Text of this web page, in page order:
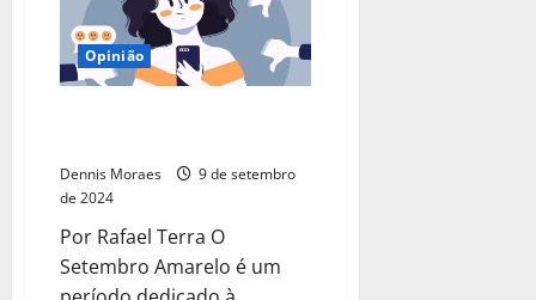
Opinião
Dennis Moraes
9 de setembro
de 2024
Por Rafael Terra O
Setembro Amarelo é um